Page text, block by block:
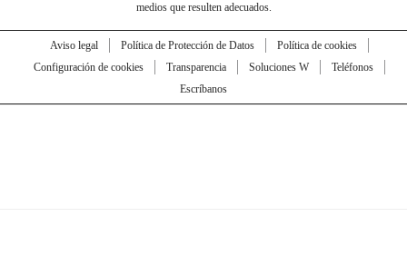
medios que resulten adecuados.
Aviso legal Política de Protección de Datos
Política de cookies
Configuración de cookies
Transparencia Soluciones W
Teléfonos
Escríbanos